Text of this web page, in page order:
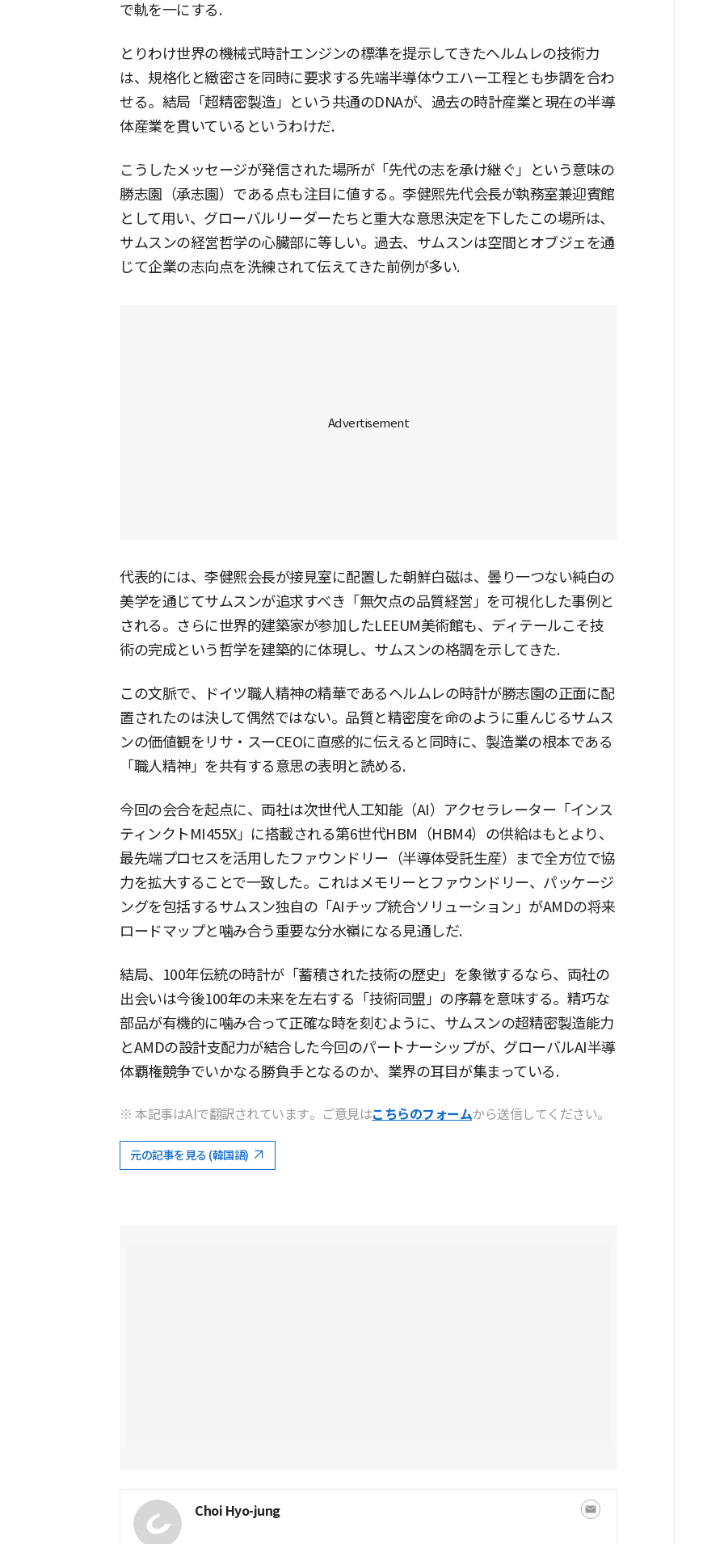
で軌を一にする.
とりわけ世界の機械式時計エンジンの標準を提示してきたヘルムレの技術力
は、規格化と緻密さを同時に要求する先端半導体ウエハー工程とも歩調を合わ
せる。結局「超精密製造」という共通のDNAが、過去の時計産業と現在の半導
体産業を貫いているというわけだ.
こうしたメッセージが発信された場所が「先代の志を承け継ぐ」という意味の
勝志園（承志園）である点も注目に値する。李健熙先代会長が執務室兼迎賓館
として用い、グローバルリーダーたちと重大な意思決定を下したこの場所は、
サムスンの経営哲学の心臓部に等しい。過去、サムスンは空間とオブジェを通
じて企業の志向点を洗練されて伝えてきた前例が多い.
代表的には、李健熙会長が接見室に配置した朝鮮白磁は、曇り一つない純白の
美学を通じてサムスンが追求すべき「無欠点の品質経営」を可視化した事例と
される。さらに世界的建築家が参加したLEEUM美術館も、ディテールこそ技
術の完成という哲学を建築的に体現し、サムスンの格調を示してきた.
この文脈で、ドイツ職人精神の精華であるヘルムレの時計が勝志園の正面に配
置されたのは決して偶然ではない。品質と精密度を命のように重んじるサムス
ンの価値観をリサ・スーCEOに直感的に伝えると同時に、製造業の根本である
「職人精神」を共有する意思の表明と読める.
今回の会合を起点に、両社は次世代人工知能（AI）アクセラレーター「インス
ティンクトMI455X」に搭載される第6世代HBM（HBM4）の供給はもとより、
最先端プロセスを活用したファウンドリー（半導体受託生産）まで全方位で協
力を拡大することで一致した。これはメモリーとファウンドリー、パッケージ
ングを包括するサムスン独自の「AIチップ統合ソリューション」がAMDの将来
ロードマップと噛み合う重要な分水嶺になる見通しだ.
結局、100年伝統の時計が「蓄積された技術の歴史」を象徴するなら、両社の
出会いは今後100年の未来を左右する「技術同盟」の序幕を意味する。精巧な
部品が有機的に噛み合って正確な時を刻むように、サムスンの超精密製造能力
とAMDの設計支配力が結合した今回のパートナーシップが、グローバルAI半導
体覇権競争でいかなる勝負手となるのか、業界の耳目が集まっている.
※ 本記事はAIで翻訳されています。ご意見はこちらのフォームから送信してください。
元の記事を見る (韓国語)
Choi Hyo-jung